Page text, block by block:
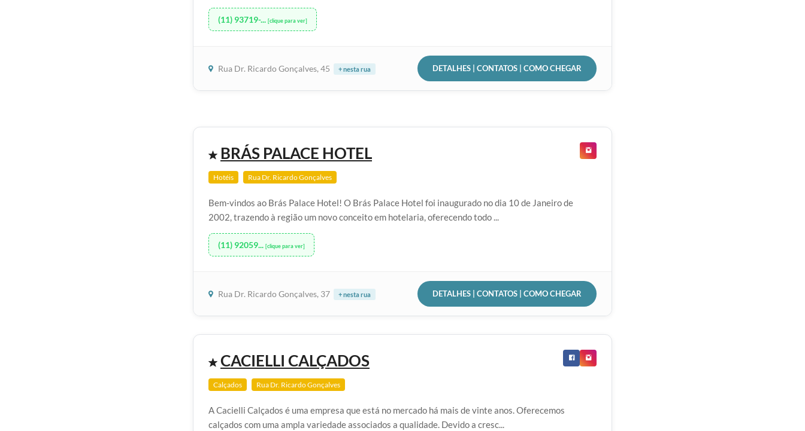
(11) 93719-... [clique para ver]
Rua Dr. Ricardo Gonçalves, 45 + nesta rua DETALHES | CONTATOS | COMO CHEGAR
BRÁS PALACE HOTEL
Hotéis Rua Dr. Ricardo Gonçalves
Bem-vindos ao Brás Palace Hotel! O Brás Palace Hotel foi inaugurado no dia 10 de Janeiro de
2002, trazendo à região um novo conceito em hotelaria, oferecendo todo ...
(11) 92059... [clique para ver]
Rua Dr. Ricardo Gonçalves, 37 + nesta rua DETALHES | CONTATOS | COMO CHEGAR
CACIELLI CALÇADOS
Calçados Rua Dr. Ricardo Gonçalves
A Cacielli Calçados é uma empresa que está no mercado há mais de vinte anos. Oferecemos
calçados com uma ampla variedade associados a qualidade. Devido a cresc...